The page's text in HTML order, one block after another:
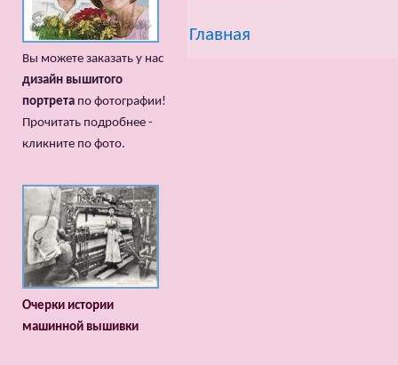
Главная
Вы можете заказать у нас
дизайн вышитого
портрета по фотографии!
Прочитать подробнее -
кликните по фото.
Очерки истории
машинной вышивки